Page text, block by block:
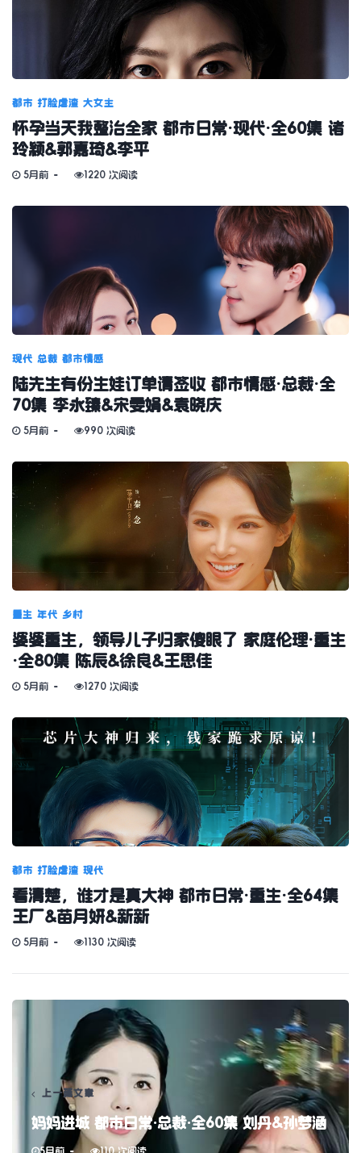
都市 打脸虐渣 大女主
怀孕当天我整治全家 都市日常·现代·全60集 诸
玲颖&郭嘉琦&李平
5月前 1220 次阅读
现代 总裁 都市情感
陆先生有份生娃订单请签收 都市情感·总裁·全
70集 李永臻&宋雯娟&袁晓庆
5月前 990 次阅读
重生 年代 乡村
婆婆重生，领导儿子归家傻眼了 家庭伦理·重生
·全80集 陈辰&徐良&王思佳
5月前 1270 次阅读
都市 打脸虐渣 现代
看清楚，谁才是真大神 都市日常·重生·全64集
王厂&苗月妍&新新
5月前 1130 次阅读
上一篇文章
妈妈进城 都市日常·总裁·全60集 刘丹&孙梦涵